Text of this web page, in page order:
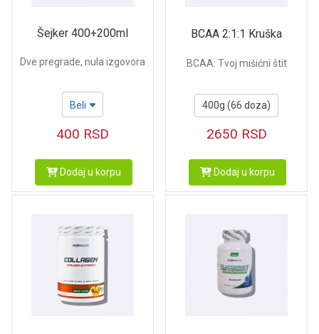
Šejker 400+200ml
Dve pregrade, nula izgovora
Beli
400 RSD
Dodaj u korpu
BCAA 2:1:1 Kruška
BCAA: Tvoj mišićni štit
400g (66 doza)
2650 RSD
Dodaj u korpu